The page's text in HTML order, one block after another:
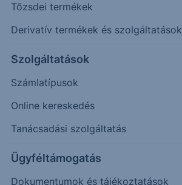
Tőzsdei termékek
Derivatív termékek és szolgáltatások
Szolgáltatások
Számlatípusok
Online kereskedés
Tanácsadási szolgáltatás
Ügyféltámogatás
Dokumentumok és tájékoztatások
szavazatával nyerjen 2 személyre
kalandozást!